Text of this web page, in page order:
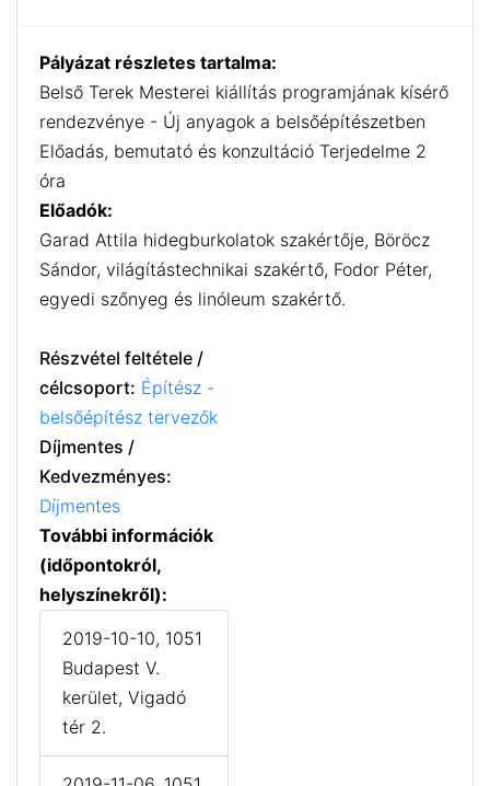
Pályázat részletes tartalma:
Belső Terek Mesterei kiállítás programjának kísérő
rendezvénye - Új anyagok a belsőépítészetben
Előadás, bemutató és konzultáció Terjedelme 2
óra
Előadók:
Garad Attila hidegburkolatok szakértője, Böröcz
Sándor, világítástechnikai szakértő, Fodor Péter,
egyedi szőnyeg és linóleum szakértő.
Részvétel feltétele /
célcsoport: Építész -
belsőépítész tervezők
Díjmentes /
Kedvezményes:
Díjmentes
További információk
(időpontokról,
helyszínekről):
2019-10-10, 1051
Budapest V.
kerület, Vigadó
tér 2.